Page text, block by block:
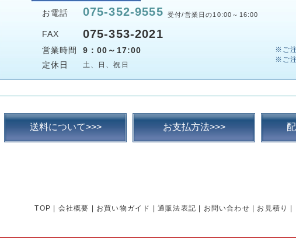
お電話 075-352-9555 受付/営業日の10:00～16:00
FAX 075-353-2021
営業時間
9：00～17:00
定休日
土、日、祝日
※ご
※ご
送料について>>> お支払方法>>>
TOP 会社概要 お買い物ガイド 通販法表記 お問い合わせ お見積り